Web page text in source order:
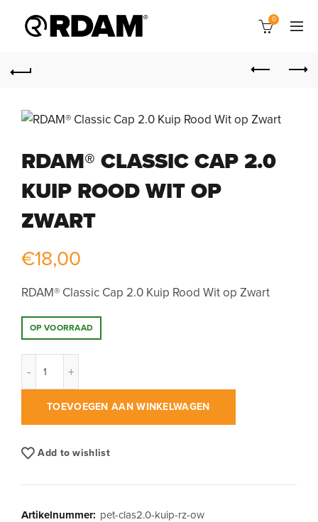
0
RDAM® CLASSIC CAP 2.0
KUIP ROOD WIT OP
ZWART
€18,00
RDAM® Classic Cap 2.0 Kuip Rood Wit op Zwart
OP VOORRAAD
TOEVOEGEN AAN WINKELWAGEN
Add to wishlist
Artikelnummer: pet-clas2.0-kuip-rz-ow